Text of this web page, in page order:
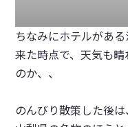
ちなみにホテルがあ
来た時点で、天気も
のか、、
のんびり散策した後は